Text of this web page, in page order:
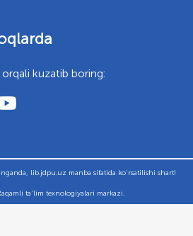
kuzatib boring:
lib.jdpu.uz manba sifatida ko'rsatilishi shart!
ta'lim texnologiyalari markazi.